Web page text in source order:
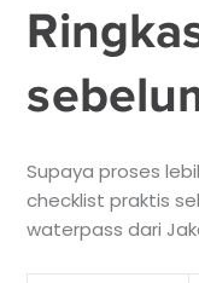
Supaya proses
checklist praktis
waterpass dari